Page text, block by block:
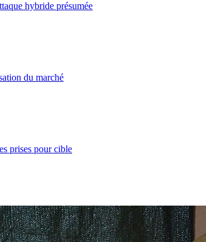
hybride présumée
du marché
prises pour cible